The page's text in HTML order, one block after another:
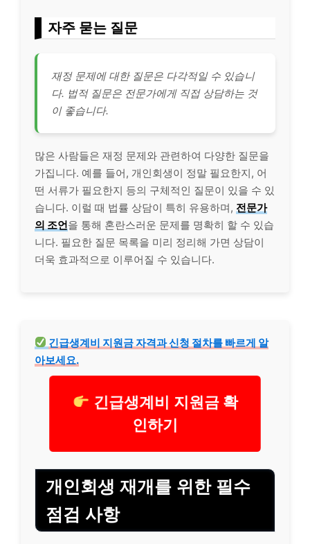
자주 묻는 질문
재정 문제에 대한 질문은 다각적일 수 있습니
다. 법적 질문은 전문가에게 직접 상담하는 것
이 좋습니다.
많은 사람들은 재정 문제와 관련하여 다양한 질문을
가집니다. 예를 들어, 개인회생이 정말 필요한지, 어
떤 서류가 필요한지 등의 구체적인 질문이 있을 수 있
습니다. 이럴 때 법률 상담이 특히 유용하며, 전문가
의 조언을 통해 혼란스러운 문제를 명확히 할 수 있습
니다. 필요한 질문 목록을 미리 정리해 가면 상담이
더욱 효과적으로 이루어질 수 있습니다.
긴급생계비 지원금 자격과 신청 절차를 빠르게 알
아보세요.
긴급생계비 지원금 확
인하기
개인회생 재개를 위한 필수
점검 사항